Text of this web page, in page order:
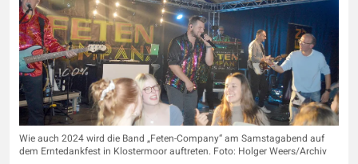
Wie auch 2024 wird die Band „Feten-Company“ am Samstagabend auf
dem Erntedankfest in Klostermoor auftreten. Foto: Holger Weers/Archiv